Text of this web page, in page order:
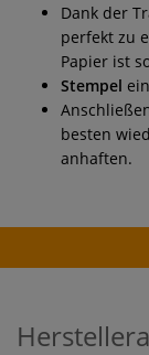
Dank der
perfekt zu
Papier ist
Stempel
besten
anhaften.